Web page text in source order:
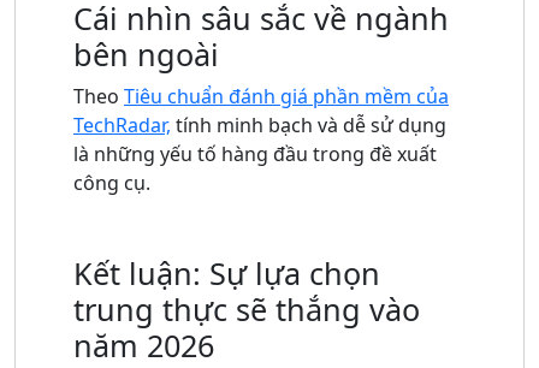
Cái nhìn sâu sắc về ngành
bên ngoài
Theo Tiêu chuẩn đánh giá phần mềm của
TechRadar, tính minh bạch và dễ sử dụng
là những yếu tố hàng đầu trong đề xuất
công cụ.
Kết luận: Sự lựa chọn
trung thực sẽ thắng vào
năm 2026